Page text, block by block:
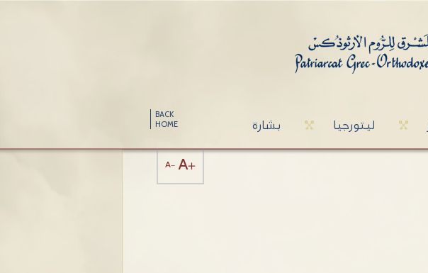
BACK
HOME
بشارة ليتورجيا
A- A+